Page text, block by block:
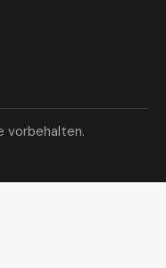
vorbehalten.